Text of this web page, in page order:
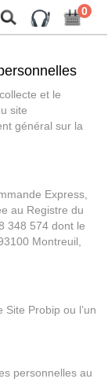
0
et le
site
général sur la
Express,
au Registre du
348 574 dont le
Montreuil,
Probip ou l’un
personnelles au